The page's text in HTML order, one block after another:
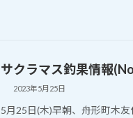
サクラマス釣果情報
2023年5月25日
5月25日(木)早朝、舟形町木